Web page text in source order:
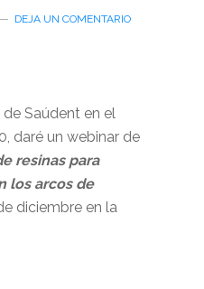
DEJA UN COMENTARIO
Saúdent en el
daré un webinar de
resinas para
los arcos de
diciembre en la